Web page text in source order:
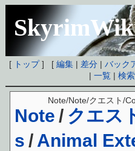
[ トップ] [編集 | 差分 |バック
|一覧 |検索
Note / クエス
s / Animal
Note/Note/クエスト/